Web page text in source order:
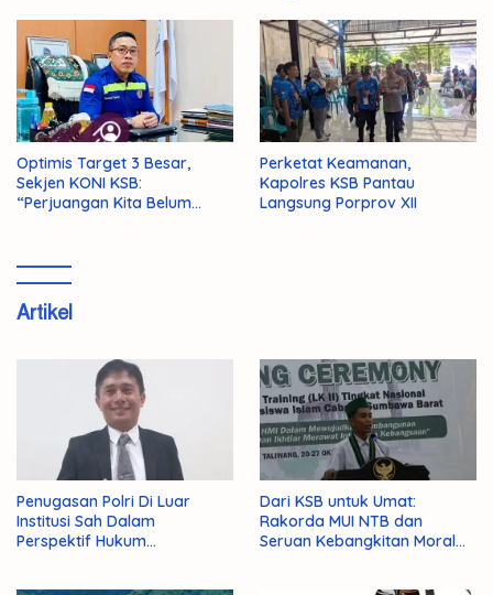
Optimis Target 3 Besar,
Sekjen KONI KSB:
“Perjuangan Kita Belum
Perketat Keamanan,
Kapolres KSB Pantau
Langsung Porprov XII
Artikel
Penugasan Polri Di Luar
Institusi Sah Dalam
Perspektif Hukum
Dari KSB untuk Umat:
Rakorda MUI NTB dan
Seruan Kebangkitan Moral